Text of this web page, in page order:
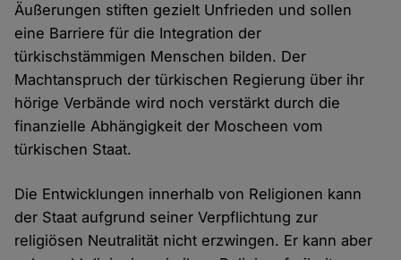
Äußerungen stiften gezielt Unfrieden und sollen
eine Barriere für die Integration der
türkischstämmigen Menschen bilden. Der
Machtanspruch der türkischen Regierung über ihr
hörige Verbände wird noch verstärkt durch die
finanzielle Abhängigkeit der Moscheen vom
türkischen Staat.
Die Entwicklungen innerhalb von Religionen kann
der Staat aufgrund seiner Verpflichtung zur
religiösen Neutralität nicht erzwingen. Er kann aber